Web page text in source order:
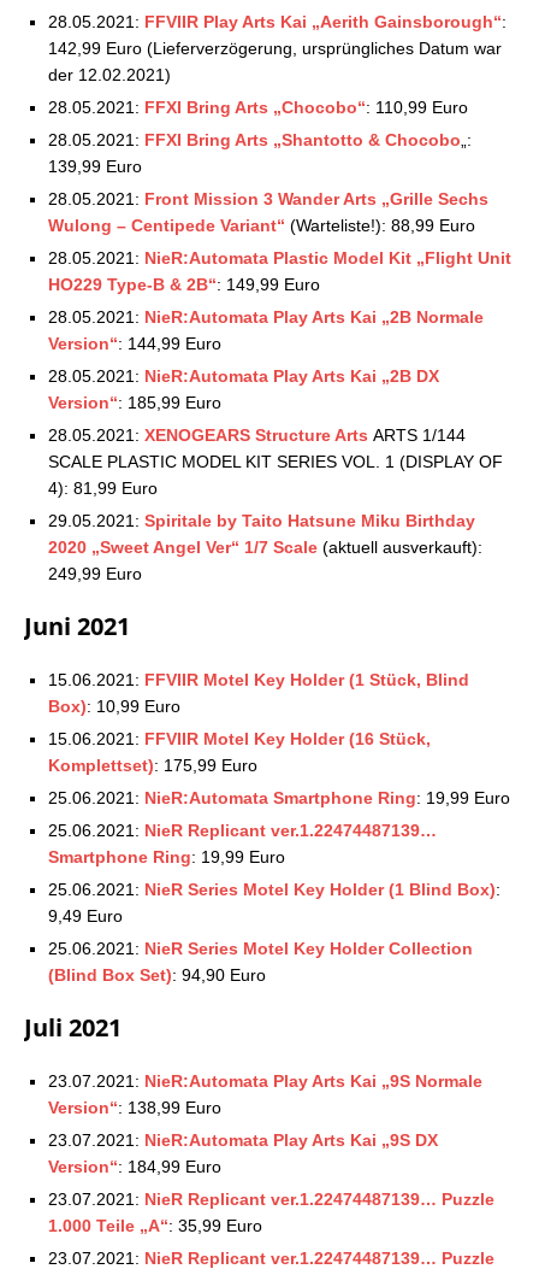
28.05.2021: FFVIIR Play Arts Kai „Aerith Gainsborough“:
142,99 Euro (Lieferverzögerung, ursprüngliches Datum war
der 12.02.2021)
28.05.2021: FFXI Bring Arts „Chocobo“: 110,99 Euro
28.05.2021: FFXI Bring Arts „Shantotto & Chocobo „:
139,99 Euro
28.05.2021: Front Mission 3 Wander Arts „Grille Sechs
Wulong – Centipede Variant“ (Warteliste!): 88,99 Euro
28.05.2021: NieR:Automata Plastic Model Kit „Flight Unit
HO229 Type-B & 2B“: 149,99 Euro
28.05.2021: NieR:Automata Play Arts Kai „2B Normale
Version“: 144,99 Euro
28.05.2021: NieR:Automata Play Arts Kai „2B DX
Version“: 185,99 Euro
28.05.2021: XENOGEARS Structure Arts ARTS 1/144
SCALE PLASTIC MODEL KIT SERIES VOL. 1 (DISPLAY OF
4): 81,99 Euro
29.05.2021: Spiritale by Taito Hatsune Miku Birthday
2020 „Sweet Angel Ver“ 1/7 Scale (aktuell ausverkauft):
249,99 Euro
Juni 2021
15.06.2021: FFVIIR Motel Key Holder (1 Stück, Blind
Box): 10,99 Euro
15.06.2021: FFVIIR Motel Key Holder (16 Stück,
Komplettset): 175,99 Euro
25.06.2021: NieR:Automata Smartphone Ring: 19,99 Euro
25.06.2021: NieR Replicant ver.1.22474487139…
Smartphone Ring: 19,99 Euro
25.06.2021: NieR Series Motel Key Holder (1 Blind Box):
9,49 Euro
25.06.2021: NieR Series Motel Key Holder Collection
(Blind Box Set): 94,90 Euro
Juli 2021
23.07.2021: NieR:Automata Play Arts Kai „9S Normale
Version“: 138,99 Euro
23.07.2021: NieR:Automata Play Arts Kai „9S DX
Version“: 184,99 Euro
23.07.2021: NieR Replicant ver.1.22474487139… Puzzle
1.000 Teile „A“: 35,99 Euro
23.07.2021: NieR Replicant ver.1.22474487139… Puzzle